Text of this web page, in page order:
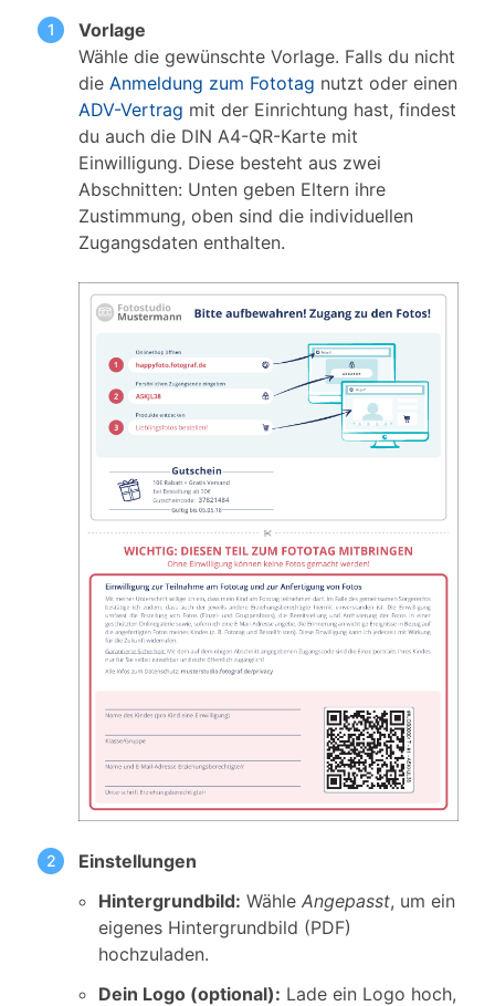
Vorlage
Wähle die gewünschte Vorlage. Falls du nicht
die Anmeldung zum Fototag nutzt oder einen
ADV-Vertrag mit der Einrichtung hast, findest
du auch die DIN A4-QR-Karte mit
Einwilligung. Diese besteht aus zwei
Abschnitten: Unten geben Eltern ihre
Zustimmung, oben sind die individuellen
Zugangsdaten enthalten.
Einstellungen
Hintergrundbild: Wähle Angepasst, um ein
eigenes Hintergrundbild (PDF)
hochzuladen.
Dein Logo (optional): Lade ein Logo hoch,